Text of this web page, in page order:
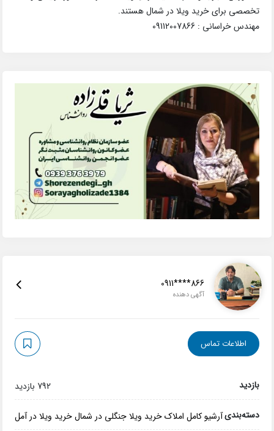
تخصصی برای خرید ویلا در شمال هستند.
مهندس خراسانی : 09112007866
0911****866
آگهی دهنده
اطلاعات تماس
بازدید 792 بازدید
دسته‌بندیآرشیو کامل املاک خرید ویلا جنگلی در شمال خرید ویلا در آمل